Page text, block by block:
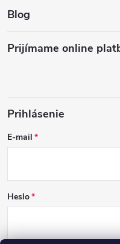
Blog
Prijímame online
Prihlásenie
E-mail
Heslo